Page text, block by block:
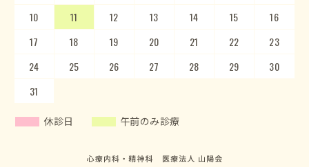
10
11 12 13 14 15
16
17
18 19 20 21 22
23
24
25 26 27 28 29
30
31
14
15 16 17 18 19
20
21
22 23 24 25 26
27
28
29 30
休診日 午前のみ診療